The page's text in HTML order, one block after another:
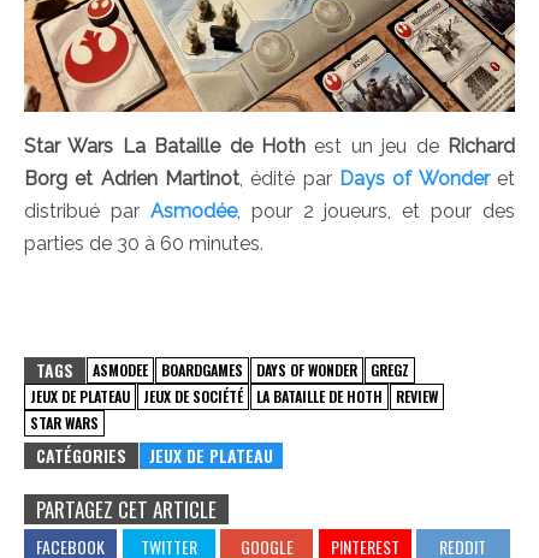
Star Wars La Bataille de Hoth est un jeu de Richard
Borg et Adrien Martinot , édité par Days of Wonderet
distribué par Asmodée, pour 2 joueurs, et pour des
parties de 30 à 60 minutes.
TAGS ASMODEE BOARDGAMES DAYS OF WONDER
GREGZ
JEUX DE PLATEAU
JEUX DE SOCIÉTÉ LA BATAILLE DE HOTH
REVIEW
STAR WARS
CATÉGORIES JEUX DE PLATEAU
PARTAGEZ CET ARTICLE